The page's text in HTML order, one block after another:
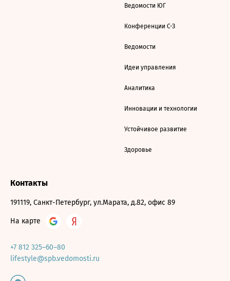
Ведомости ЮГ
Конференции С-З
Ведомости
Идеи управления
Аналитика
Инновации и технологии
Устойчивое развитие
Здоровье
Контакты
191119, Санкт-Петербург, ул.Марата, д.82, офис 89
На карте
+7 812 325–60–80
lifestyle@spb.vedomosti.ru